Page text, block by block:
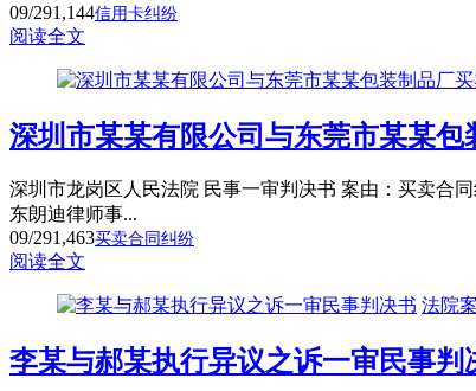
09/291,144信用卡纠纷
阅读全文
深圳市某某有限公司与东莞市某某
深圳市龙岗区人民法院 民事一审判决书 案由：买卖合
东朗迪律师事...
09/291,463买卖合同纠纷
阅读全文
法院
李某与郝某执行异议之诉一审民事判